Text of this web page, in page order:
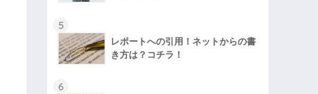
5
レポートへの引用！ネットからの書
き方は？コチラ！
6